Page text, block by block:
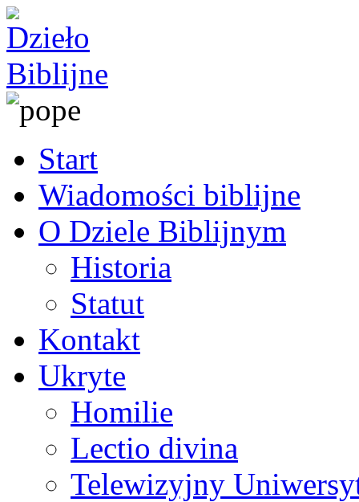
Start
Wiadomości biblijne
O Dziele Biblijnym
Historia
Statut
Kontakt
Ukryte
Homilie
Lectio divina
Telewizyjny